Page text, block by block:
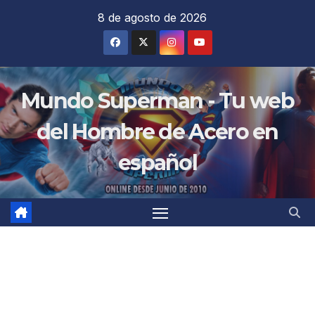
8 de agosto de 2026
Mundo Superman - Tu web
del Hombre de Acero en
español